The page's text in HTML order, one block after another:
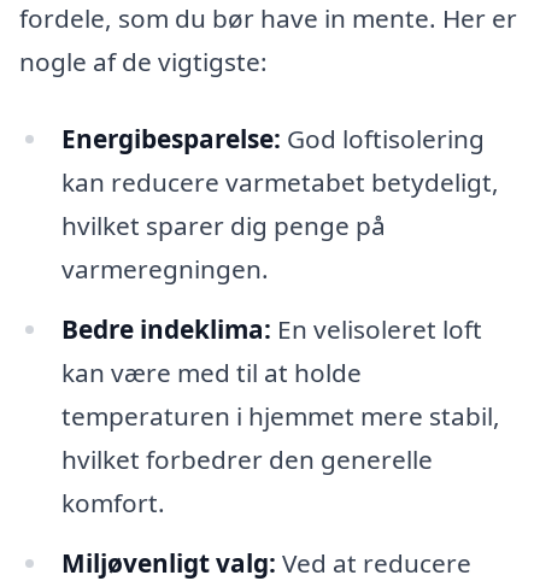
fordele, som du bør have in mente. Her er
nogle af de vigtigste:
Energibesparelse: God loftisolering
kan reducere varmetabet betydeligt,
hvilket sparer dig penge på
varmeregningen.
Bedre indeklima: En velisoleret loft
kan være med til at holde
temperaturen i hjemmet mere stabil,
hvilket forbedrer den generelle
komfort.
Miljøvenligt valg: Ved at reducere